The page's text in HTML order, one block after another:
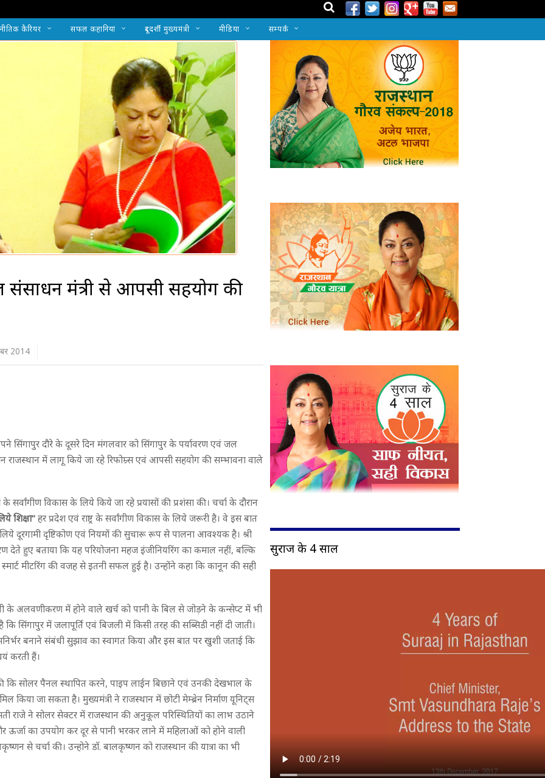
कैरियर सफल कहानियां दूरदर्शी मुख्यमंत्री मीडिया सम्पर्क
संसाधन मंत्री से आपसी सहयोग की
2014
सिंगापुर दौरे के दूसरे दिन मंगलवार को सिंगापुर के पर्यावरण एवं जल
राजस्थान में लागू किये जा रहे रिफोम्र्स एवं आपसी सहयोग की सम्भावना वाले
सर्वांगीण विकास के लिये किये जा रहे प्रयासों की प्रशंसा की। चर्चा के दौरान
शिक्षा’’ हर प्रदेश एवं राष्ट्र के सर्वांगीण विकास के लिये जरूरी है। वे इस बात
दूरगामी दृष्टिकोण एवं नियमों की सुचारू रूप से पालना आवश्यक है। श्री
देते हुए बताया कि यह परियोजना महज इंजीनियरिंग का कमाल नहीं, बल्कि
मीटरिंग की वजह से इतनी सफल हुई है। उन्होंने कहा कि कानून की सही
के अलवणीकरण में होने वाले खर्च को पानी के बिल से जोड़ने के कन्सेप्ट में भी
सिंगापुर में जलापूर्ति एवं बिजली में किसी तरह की सब्सिडी नहीं दी जाती।
बनाने संबंधी सुझाव का स्वागत किया और इस बात पर खुशी जताई कि
करती हैं।
कि सोलर पैनल स्थापित करने, पाइप लाईन बिछाने एवं उनकी देखभाल के
किया जा सकता है। मुख्यमंत्री ने राजस्थान में छोटी मेम्ब्रेन निर्माण यूनिट्स
राजे ने सोलर सेक्टर में राजस्थान की अनुकूल परिस्थितियों का लाभ उठाने
का उपयोग कर दूर से पानी भरकर लाने में महिलाओं को होने वाली
से चर्चा की। उन्होने डाॅ. बालकृष्णन को राजस्थान की यात्रा का भी
सुराज के 4 साल